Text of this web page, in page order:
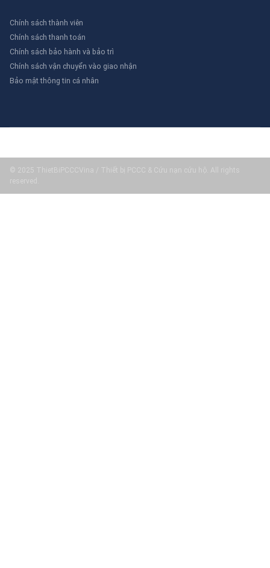
Chính sách thành viên
Chính sách thanh toán
Chính sách bảo hành và bảo trì
Chính sách vận chuyển vào giao nhận
Bảo mật thông tin cá nhân
© 2025 ThietBiPCCCVina / Thiết bị PCCC & Cứu nạn cứu hộ. All rights
reserved.